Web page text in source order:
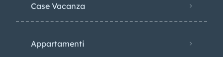
Case Vacanza
Appartamenti